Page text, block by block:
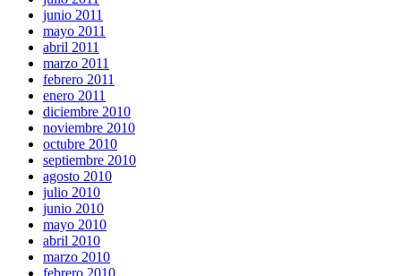
junio 2011
mayo 2011
abril 2011
marzo 2011
febrero 2011
enero 2011
diciembre 2010
noviembre 2010
octubre 2010
septiembre 2010
agosto 2010
julio 2010
junio 2010
mayo 2010
abril 2010
marzo 2010